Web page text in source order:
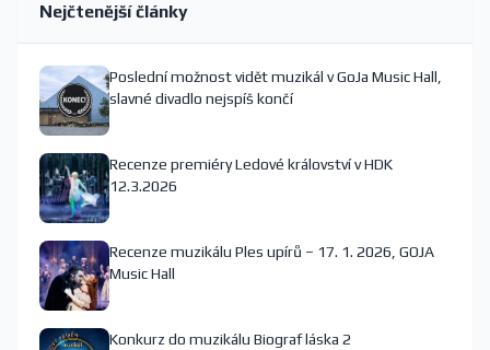
Nejčtenější články
Poslední možnost vidět muzikál v GoJa Music Hall,
slavné divadlo nejspíš končí
Recenze premiéry Ledové království v HDK
12.3.2026
Recenze muzikálu Ples upírů – 17. 1. 2026, GOJA
Music Hall
Konkurz do muzikálu Biograf láska 2